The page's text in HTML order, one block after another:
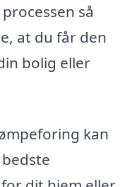
så
at du får den
bolig eller
kan